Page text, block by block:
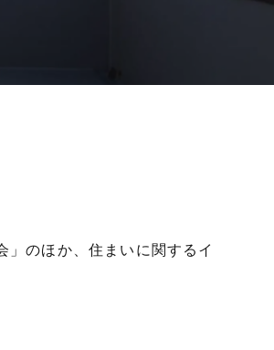
のほか、住まいに関するイ